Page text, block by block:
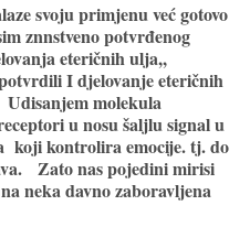
svoju primjenu već gotovo
znnstveno potvrđenog
eteričnih ulja,,
I djelovanje eteričnih
molekula
u nosu šaljlu signal u
koji kontrolira emocije. tj. do
Zato nas pojedini mirisi
neka davno zaboravljena